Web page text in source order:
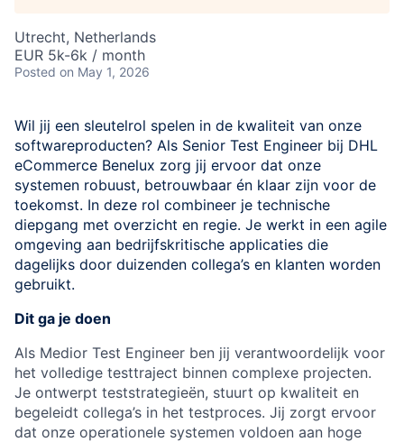
Utrecht, Netherlands
EUR 5k-6k / month
Posted on May 1, 2026
Wil jij een sleutelrol spelen in de kwaliteit van onze
softwareproducten? Als Senior Test Engineer bij DHL
eCommerce Benelux zorg jij ervoor dat onze
systemen robuust, betrouwbaar én klaar zijn voor de
toekomst. In deze rol combineer je technische
diepgang met overzicht en regie. Je werkt in een agile
omgeving aan bedrijfskritische applicaties die
dagelijks door duizenden collega’s en klanten worden
gebruikt.
Dit ga je doen
Als Medior Test Engineer ben jij verantwoordelijk voor
het volledige testtraject binnen complexe projecten.
Je ontwerpt teststrategieën, stuurt op kwaliteit en
begeleidt collega’s in het testproces. Jij zorgt ervoor
dat onze operationele systemen voldoen aan hoge